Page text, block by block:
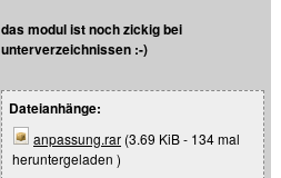
das modul ist noch zickig bei
unterverzeichnissen :-)
Dateianhänge:
anpassung.rar (3.69 KiB - 134 mal
heruntergeladen )